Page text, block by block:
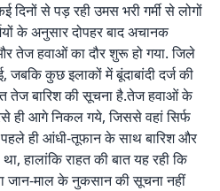
से पड़ रही उमस भरी गर्मी से लोगों
के अनुसार दोपहर बाद अचानक
हवाओं का दौर शुरू हो गया. जिले
जबकि कुछ इलाकों में बूंदाबांदी दर्ज की
तेज बारिश की सूचना है.तेज हवाओं के
ही आगे निकल गये, जिससे वहां सिर्फ
पहले ही आंधी-तूफान के साथ बारिश और
हालांकि राहत की बात यह रही कि
जान-माल के नुकसान की सूचना नहीं